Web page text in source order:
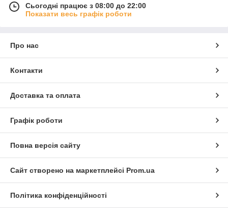
Сьогодні працює з 08:00 до 22:00
Показати весь графік роботи
Про нас
Контакти
Доставка та оплата
Графік роботи
Повна версія сайту
Сайт створено на маркетплейсі Prom.ua
Політика конфіденційності